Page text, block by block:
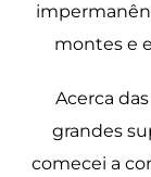
montes e
Acerca
grandes
comecei a